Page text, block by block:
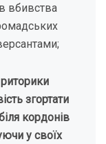
вбивства
згортати
кордонів
у своїх